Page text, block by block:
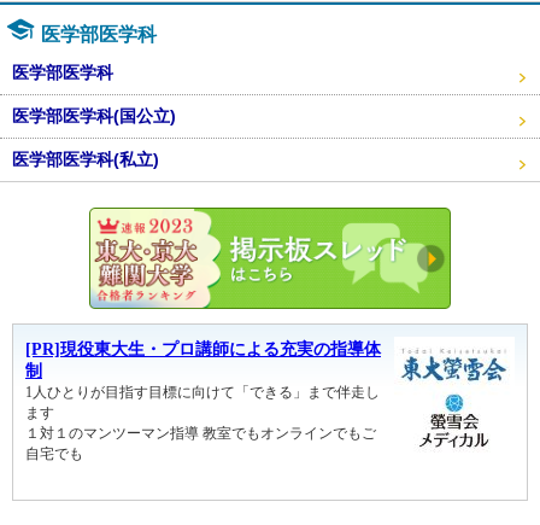
医学部医学科
医学部医学科
医学部医学科(国公立)
医学部医学科(私立)